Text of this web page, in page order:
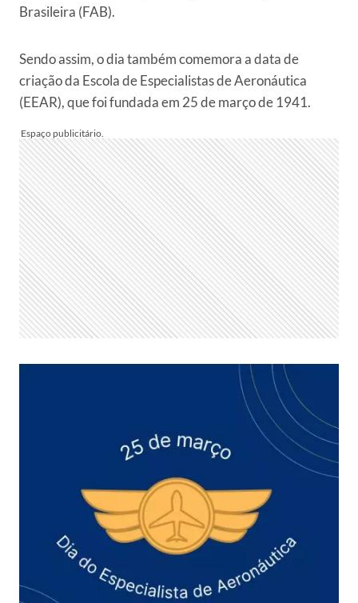
Brasileira (FAB).
Sendo assim, o dia também comemora a data de
criação da Escola de Especialistas de Aeronáutica
(EEAR), que foi fundada em 25 de março de 1941.